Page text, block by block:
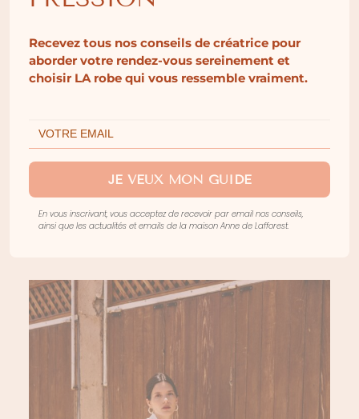
WEST
Recevez tous nos conseils de créatrice pour
aborder votre rendez-vous sereinement et
choisir LA robe qui vous ressemble vraiment.
JE VEUX MON GUIDE
En vous inscrivant, vous acceptez de recevoir par email nos conseils,
ainsi que les actualités et emails de la maison Anne de Lafforest.